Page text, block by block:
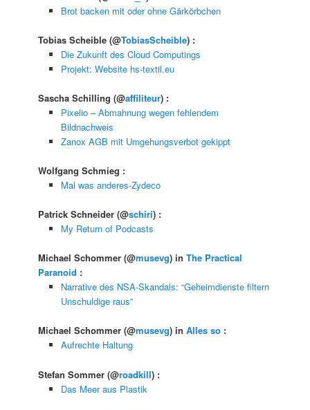
Brot backen mit oder ohne Gärkörbchen
Tobias Scheible(@TobiasScheible) :
Die Zukunft des Cloud Computings
Projekt: Website hs-textil.eu
Sascha Schilling(@affiliteur) :
Pixelio – Abmahnung wegen fehlendem
Bildnachweis
Zanox AGB mit Umgehungsverbot gekippt
Wolfgang Schmieg :
Mal was anderes-Zydeco
Patrick Schneider(@schiri) :
My Return of Podcasts
Michael Schommer(@musevg) inThe Practical
Paranoid :
Narrative des NSA-Skandals: “Geheimdienste filtern
Unschuldige raus”
Michael Schommer(@musevg) inAlles so :
Aufrechte Haltung
Stefan Sommer(@roadkill) :
Das Meer aus Plastik